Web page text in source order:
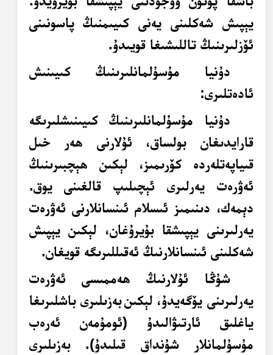
يېپىش شەكلىنى يەنى كىيىمنىڭ پاسونىنى
ئۆزلىرىنىڭ تاللىشىغا قويىدۇ.
دۇنيا مۇسۇلمانلىرىنىڭ كىيىنىش
ئادەتلىرى:
دۇنيا مۇسۇلمانلىرىنىڭ كىيىنىشلىرىگە
قارايدىغان بولساق، ئۇلارنى ھەر خىل
قىياپەتلەردە كۆرىمىز، لېكىن ھېچبىرىنىڭ
ئەۋرەت يەرلىرى ئېچىلىپ قالغىنى يوق.
دېمەك، دىنىمىز ئىسلام ئىنسانلارنى ئەۋرەت
يەرلىرىنى يېپىشقا بۇيرۇغان، لېكىن يېپىش
شەكلىنى ئىنسانلارنىڭ ئەقىللىرىگە قويغان.
شۇڭا ئۇلارنىڭ ھەممىسى ئەۋرەت
يەرلىرىنى يۆگەيدۇ، لېكىنبەزىلىرى باشلىرىغا
ياغلىق ئارتىۋالىدۇ (ئومۇمەن ئەرەب
مۇسۇلمانلار شۇنداق قىلىدۇ). بەزىلىرى